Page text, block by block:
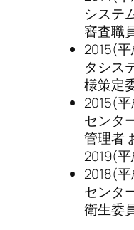
システ
審査職
2015(
タシス
様策定
2015(
センタ
管理者
2019(平
2018(
センタ
衛生委